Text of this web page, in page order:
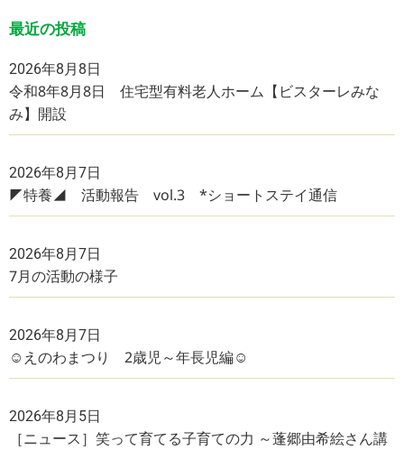
最近の投稿
2026年8月8日
令和8年8月8日 住宅型有料老人ホーム【ビスターレみな
み】開設
2026年8月7日
◤特養◢ 活動報告 vol.3 *ショートステイ通信
2026年8月7日
7月の活動の様子
2026年8月7日
☺えのわまつり 2歳児～年長児編☺
2026年8月5日
［ニュース］笑って育てる子育ての力 ～蓬郷由希絵さん講